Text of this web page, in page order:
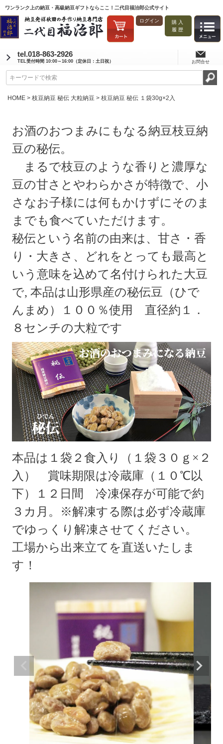
ワンランク上の納豆・高級納豆ギフトならここ！二代目福治郎公式サイト
ログイン
購入
履歴
tel.018-863-2926
TEL受付時間 10:00～16:00（定休日：土日祝） お問合せ
HOME 枝豆納豆 秘伝 大粒納豆 枝豆納豆 秘伝 １袋30g×2入
お酒のおつまみにもなる納豆枝豆納
豆の秘伝。
まるで枝豆のような香りと濃厚な
豆の甘さとやわらかさが特徴で、小
さなお子様には何もかけずにそのま
までも食べていただけます。
秘伝という名前の由来は、甘さ・香
り・大きさ、どれをとっても最高と
いう意味を込めて名付けられた大豆
で, 本品は山形県産の秘伝豆（ひで
んまめ）１００％使用 直径約１．
８センチの大粒です
本品は１袋２食入り（１袋３０ｇ×２
入） 賞味期限は冷蔵庫（１０℃以
下）１２日間 冷凍保存が可能で約
３カ月。※解凍する際は必ず冷蔵庫
でゆっくり解凍させてください。
工場から出来立てを直送いたしま
す！